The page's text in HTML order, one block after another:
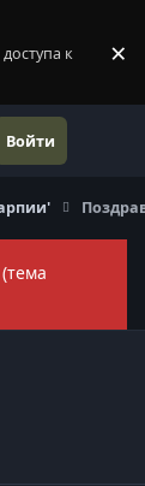
к
×
Войти